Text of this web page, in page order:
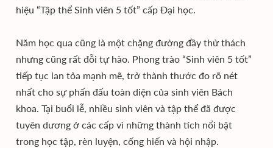
hiệu “Tập thể Sinh viên 5 tốt” cấp Đại học.
Năm học qua cũng là một chặng đường đầy thử thách
nhưng cũng rất đỗi tự hào. Phong trào “Sinh viên 5 tốt”
tiếp tục lan tỏa mạnh mẽ, trở thành thước đo rõ nét
nhất cho sự phấn đấu toàn diện của sinh viên Bách
khoa. Tại buổi lễ, nhiều sinh viên và tập thể đã được
tuyên dương ở các cấp vì những thành tích nổi bật
trong học tập, rèn luyện, cống hiến và hội nhập.